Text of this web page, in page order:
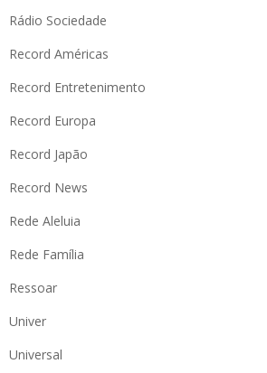
Rádio Sociedade
Record Américas
Record Entretenimento
Record Europa
Record Japão
Record News
Rede Aleluia
Rede Família
Ressoar
Univer
Universal